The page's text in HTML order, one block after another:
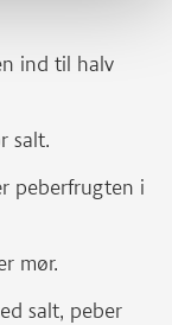
ind til halv
salt.
peberfrugten i
mør.
salt, peber